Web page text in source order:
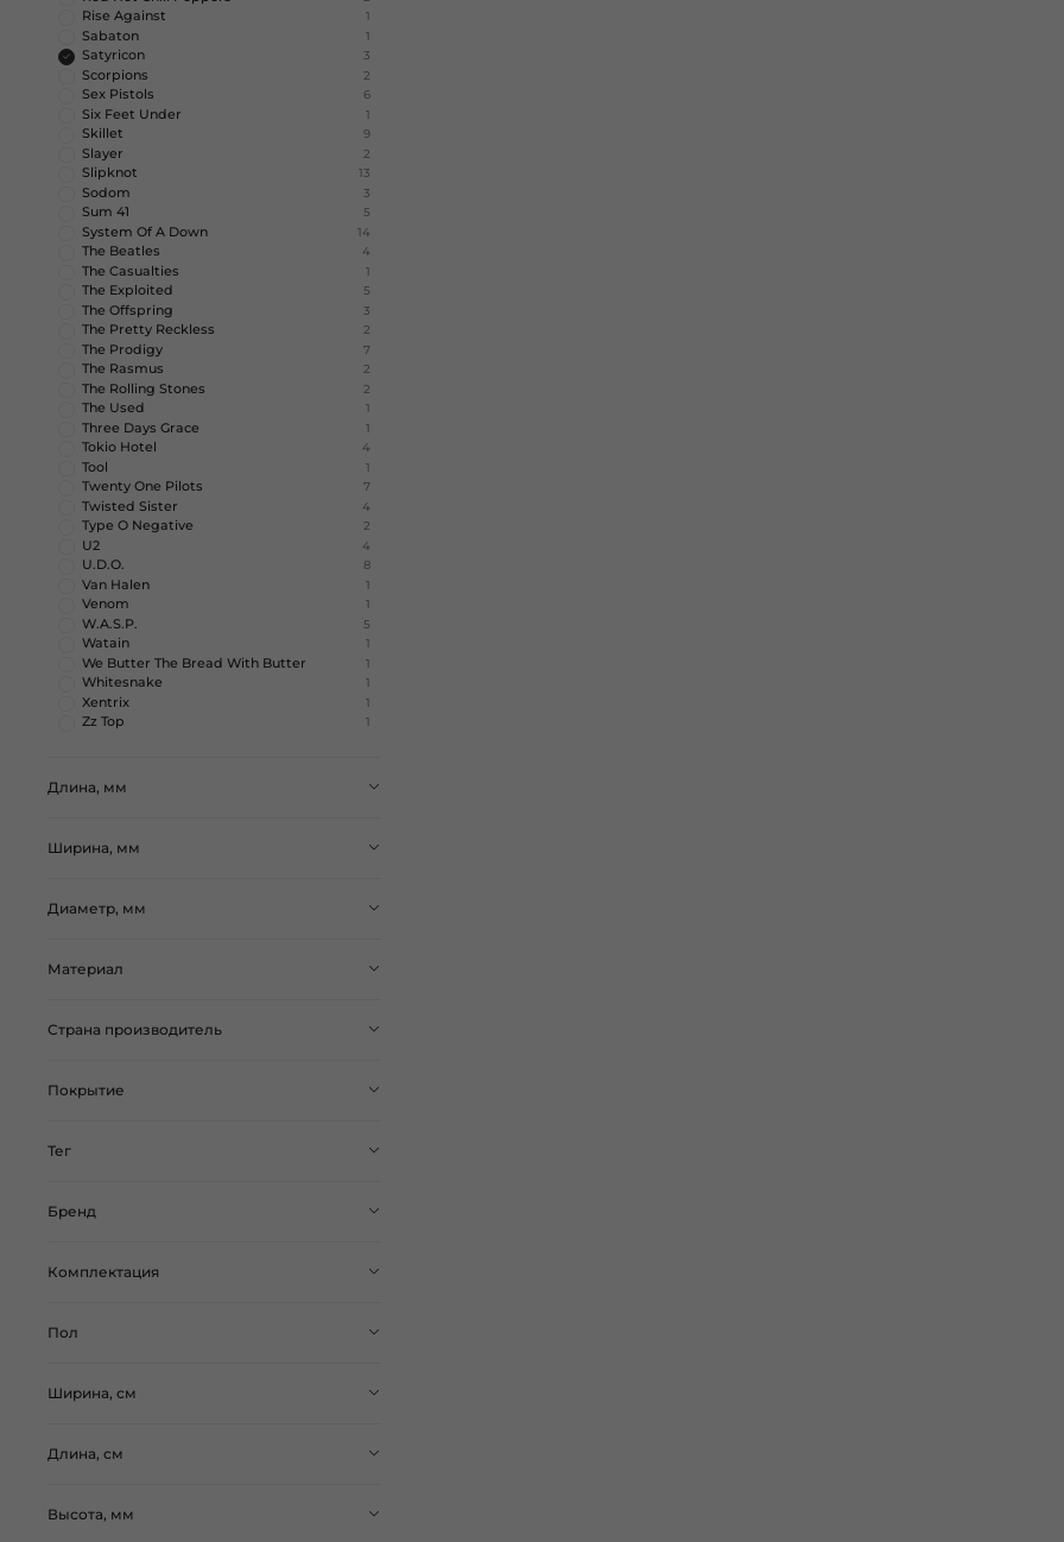
Rise Against 1
Sabaton 1
Satyricon 3
Scorpions 2
Sex Pistols 6
Six Feet Under 1
Skillet 9
Slayer 2
Slipknot 13
Sodom 3
Sum 41 5
System Of A Down 14
The Beatles 4
The Casualties 1
The Exploited 5
The Offspring 3
The Pretty Reckless 2
The Prodigy 7
The Rasmus 2
The Rolling Stones 2
The Used 1
Three Days Grace 1
Tokio Hotel 4
Tool 1
Twenty One Pilots 7
Twisted Sister 4
Type O Negative 2
U2 4
U.D.O. 8
Van Halen 1
Venom 1
W.A.S.P. 5
Watain 1
We Butter The Bread With Butter 1
Whitesnake 1
Xentrix 1
Zz Top 1
Длина, мм
Ширина, мм
Диаметр, мм
Материал
Страна производитель
Покрытие
Тег
Бренд
Комплектация
Пол
Ширина, см
Длина, см
Высота, мм